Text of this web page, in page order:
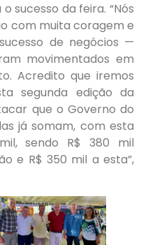
sucesso da feira. “Nós
com muita coragem e
de negócios —
movimentados em
Acredito que iremos
segunda edição da
que o Governo do
já somam, com esta
sendo R$ 380 mil
e R$ 350 mil a esta”,